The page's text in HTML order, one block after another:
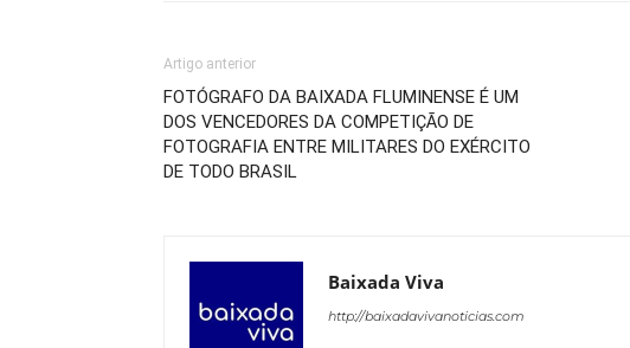
Artigo anterior
FOTÓGRAFO DA BAIXADA FLUMINENSE É UM
DOS VENCEDORES DA COMPETIÇÃO DE
FOTOGRAFIA ENTRE MILITARES DO EXÉRCITO
DE TODO BRASIL
Baixada Viva
http://baixadavivanoticias.com